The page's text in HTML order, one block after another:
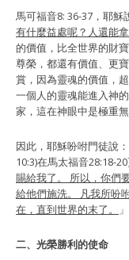
馬可福音8: 36-37，耶穌
有什麼益處呢？人還能
的價值，比全世界的財
尊榮，都還有價值、更
賞，因為靈魂的價值，
一個人的靈魂能進入神
家，這在神眼中是極重無
因此，耶穌吩咐門徒說
10:3)在馬太福音28:18-
賜給我了。 所以，你們
給他們施洗。 凡我所吩
在，直到世界的末了。
」
二、光榮勝利的使命